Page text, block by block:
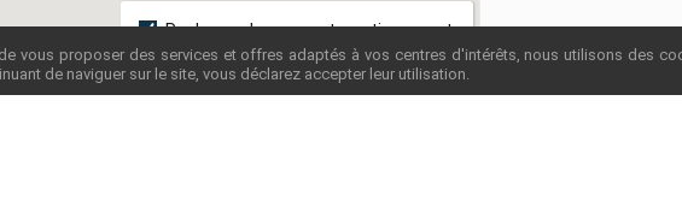
de naviguer sur le site, vous déclarez accepter leur utilisation.
Recharger la page automatiquement